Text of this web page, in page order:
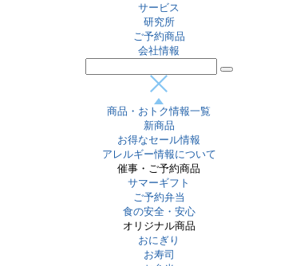
サービス
研究所
ご予約商品
会社情報
商品・おトク情報一覧
新商品
お得なセール情報
アレルギー情報について
催事・ご予約商品
サマーギフト
ご予約弁当
食の安全・安心
オリジナル商品
おにぎり
お寿司